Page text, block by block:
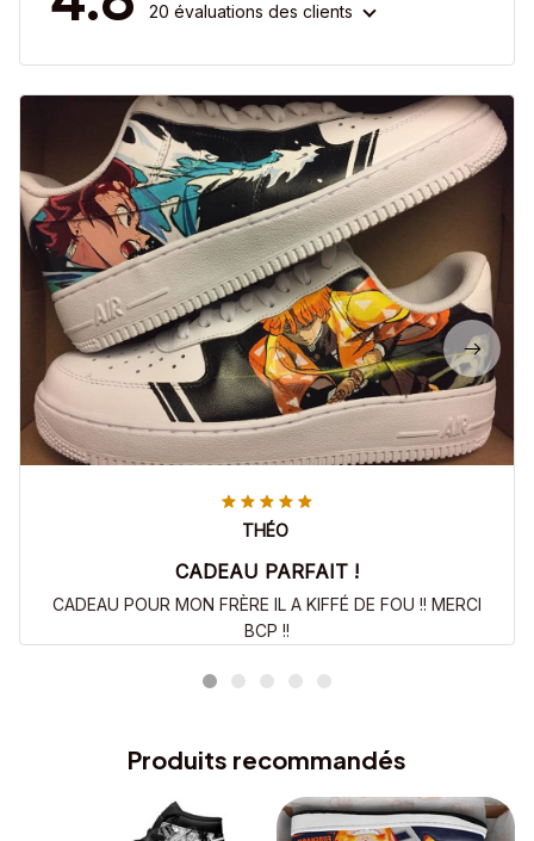
20 évaluations des clients
THÉO
CADEAU PARFAIT !
CADEAU POUR MON FRÈRE IL A KIFFÉ DE FOU !! MERCI
BCP !!
Produits recommandés